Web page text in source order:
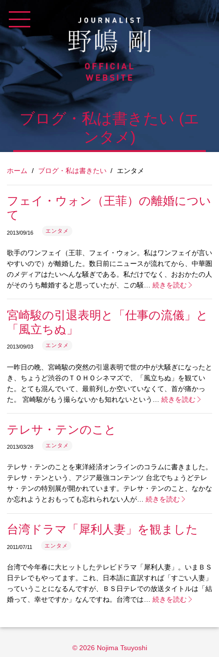
content
ブログ・私は書きたい (エ
ンタメ)
ホーム / ブログ・私は書きたい / エンタメ
フェイ・ウォン（王菲）の離婚につい
て
2013/09/16 エンタメ
歌手のワンフェイ（王菲、フェイ・ウォン。私はワンフェイが言い
やすいので）が離婚した。数日前にニュースが流れてから、中華圏
のメディアはたいへんな騒ぎである。私だけでなく、おおかたの人
がそのうち離婚すると思っていたが、この騒… 続きを読む
宮崎駿の引退表明と「仕事の流儀」と
「風立ちぬ」
2013/09/03 エンタメ
一昨日の晩、宮崎駿の突然の引退表明で世の中が大騒ぎになったと
き、ちょうど渋谷のＴＯＨＯシネマズで、「風立ちぬ」を観てい
た。とても混んでいて、最前列しか空いていなくて、首が痛かっ
た。 宮崎駿がもう撮らないかも知れないという… 続きを読む
テレサ・テンのこと
2013/03/28 エンタメ
テレサ・テンのことを東洋経済オンラインのコラムに書きました。
テレサ・テンという、アジア最強コンテンツ 台北でちょうどテレ
サ・テンの特別展が開かれています。テレサ・テンのこと、なかな
か忘れようとおもっても忘れられない人が… 続きを読む
台湾ドラマ「犀利人妻」を観ました
2011/07/11 エンタメ
台湾で今年春に大ヒットしたテレビドラマ「犀利人妻」。いまＢＳ
日テレでもやってます。これ、日本語に直訳すれば「すごい人妻」
っていうことになるんですが、ＢＳ日テレでの放送タイトルは「結
婚って、幸せですか」なんですね。台湾では… 続きを読む
© 2026 Nojima Tsuyoshi